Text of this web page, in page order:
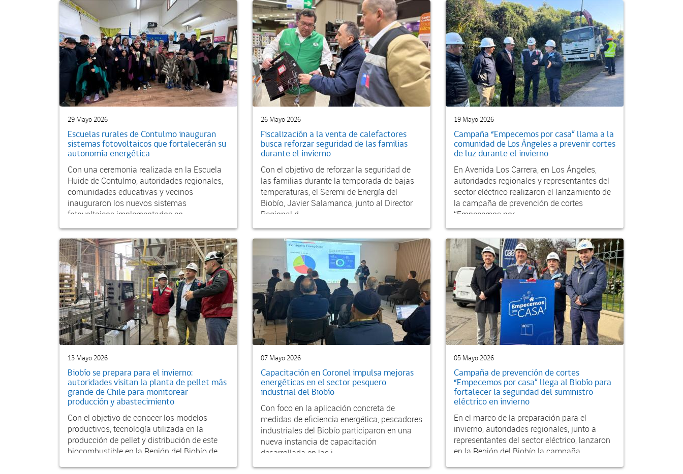
29 Mayo 2026
Escuelas rurales de Contulmo inauguran
sistemas fotovoltaicos que fortalecerán su
autonomía energética
Con una ceremonia realizada en la Escuela
Huide de Contulmo, autoridades regionales,
comunidades educativas y vecinos
inauguraron los nuevos sistemas
fotovoltaicos implementados en...
26 Mayo 2026
Fiscalización a la venta de calefactores
busca reforzar seguridad de las familias
durante el invierno
Con el objetivo de reforzar la seguridad de
las familias durante la temporada de bajas
temperaturas, el Seremi de Energía del
Biobío, Javier Salamanca, junto al Director
Regional d...
19 Mayo 2026
Campaña “Empecemos por casa” llama a la
comunidad de Los Ángeles a prevenir cortes
de luz durante el invierno
En Avenida Los Carrera, en Los Ángeles,
autoridades regionales y representantes del
sector eléctrico realizaron el lanzamiento de
la campaña de prevención de cortes
“Empecemos por...
13 Mayo 2026
Biobío se prepara para el invierno:
autoridades visitan la planta de pellet más
grande de Chile para monitorear
producción y abastecimiento
Con el objetivo de conocer los modelos
productivos, tecnología utilizada en la
producción de pellet y distribución de este
biocombustible en la Región del Biobío de
07 Mayo 2026
Capacitación en Coronel impulsa mejoras
energéticas en el sector pesquero
industrial del Biobío
Con foco en la aplicación concreta de
medidas de eficiencia energética, pescadores
industriales del Biobío participaron en una
nueva instancia de capacitación
desarrollada en las i...
05 Mayo 2026
Campaña de prevención de cortes
“Empecemos por casa” llega al Biobío para
fortalecer la seguridad del suministro
eléctrico en invierno
En el marco de la preparación para el
invierno, autoridades regionales, junto a
representantes del sector eléctrico, lanzaron
en la Región del Biobío la campaña